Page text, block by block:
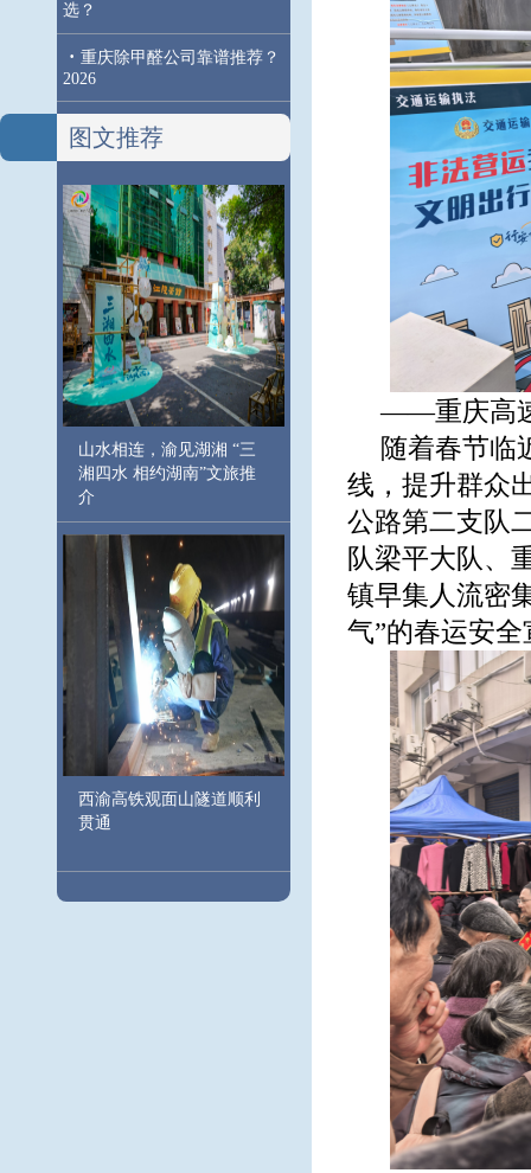
选？
· 重庆除甲醛公司靠谱推荐？
2026
图文推荐
山水相连，渝见湖湘 “三
湘四水 相约湖南”文旅推
介
西渝高铁观面山隧道顺利
贯通
——重庆高
随着春节临
线，提升群众
公路第二支队
队梁平大队、
镇早集人流密
气”的春运安